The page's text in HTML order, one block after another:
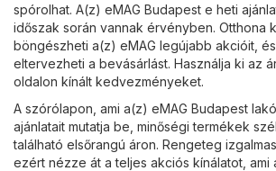
spórolhat. A(z) eMAG Budapest e heti
időszak során vannak érvényben. Otthona
böngészheti a(z) eMAG legújabb akcióit,
eltervezheti a bevásárlást. Használja ki az
oldalon kínált kedvezményeket.
A szórólapon, ami a(z) eMAG Budapest
ajánlatait mutatja be, minőségi termékek
található elsőrangú áron. Rengeteg
ezért nézze át a teljes akciós kínálatot, ami